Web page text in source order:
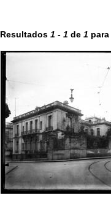
Resultados 1 - 1 de 1 para